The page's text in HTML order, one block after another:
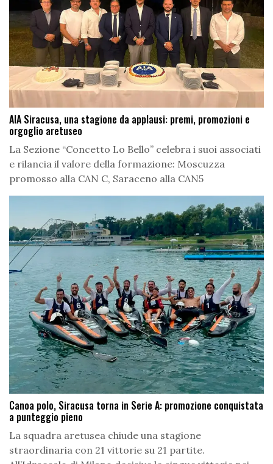
AIA Siracusa, una stagione da applausi: premi, promozioni e
orgoglio aretuseo
La Sezione “Concetto Lo Bello” celebra i suoi associati
e rilancia il valore della formazione: Moscuzza
promosso alla CAN C, Saraceno alla CAN5
Canoa polo, Siracusa torna in Serie A: promozione conquistata
a punteggio pieno
La squadra aretusea chiude una stagione
straordinaria con 21 vittorie su 21 partite.